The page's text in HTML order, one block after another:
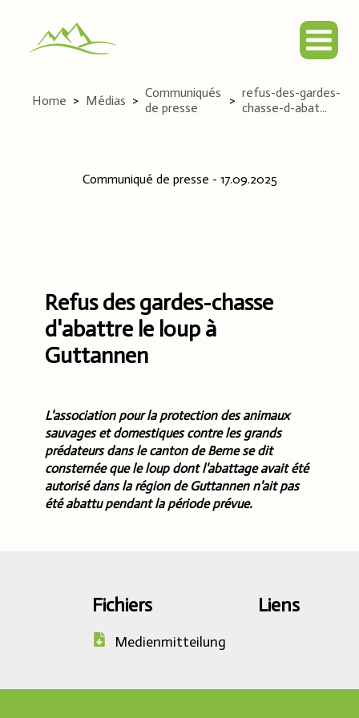
Home > Médias > Communiqués
de presse
> refus-des-gardes-
chasse-d-abat...
Communiqué de presse - 17.09.2025
Refus des gardes-chasse
d'abattre le loup à
Guttannen
L'association pour la protection des animaux
sauvages et domestiques contre les grands
prédateurs dans le canton de Berne se dit
consternée que le loup dont l'abattage avait été
autorisé dans la région de Guttannen n'ait pas
été abattu pendant la période prévue.
Fichiers
Medienmitteilung
Liens